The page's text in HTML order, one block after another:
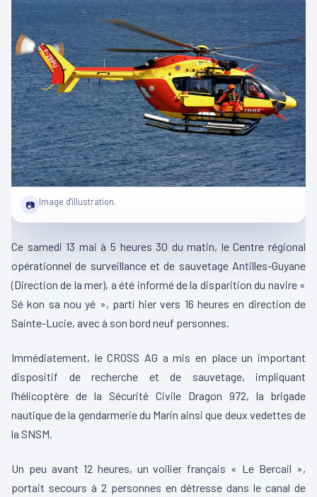
📷 Image d'illustration.
Ce samedi 13 mai à 5 heures 30 du matin, le Centre régional
opérationnel de surveillance et de sauvetage Antilles-Guyane
(Direction de la mer), a été informé de la disparition du navire «
Sé kon sa nou yé », parti hier vers 16 heures en direction de
Sainte-Lucie, avec à son bord neuf personnes.
Immédiatement, le CROSS AG a mis en place un important
dispositif de recherche et de sauvetage, impliquant
l’hélicoptère de la Sécurité Civile Dragon 972, la brigade
nautique de la gendarmerie du Marin ainsi que deux vedettes de
la SNSM.
Un peu avant 12 heures, un voilier français « Le Bercail »,
portait secours à 2 personnes en détresse dans le canal de